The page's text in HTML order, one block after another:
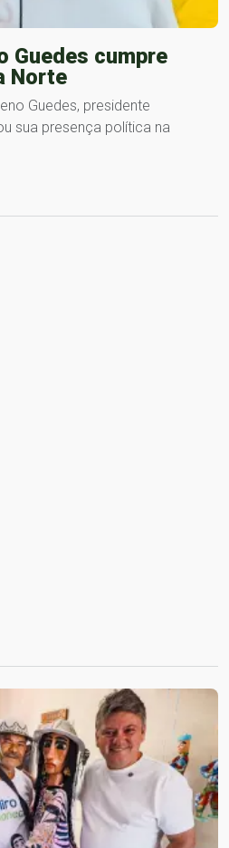
Guedes cumpre
Norte
Guedes, presidente
sua presença política na